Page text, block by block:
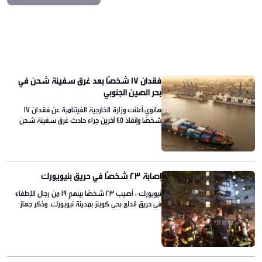
فقدان 17 شخصًا بعد غرق سفينة شحن في
بحر الصين الجنوبي
هانوي:أعلنت وزارة الخارجية الفيتنامية عن فقدان 17
شخصًا وإنقاذ 45 آخرين جراء حادث غرق سفينة شحن
بالتنسيق مع فرق البحث والإنقاذ الصينية والسفن التي
كانت تعمل في المنطقة القريبة. […]
إصابة 23 شخصًا في حريق بنيويورك
نيويورك : أصيب 23 شخصًا بينهم 19 من رجال الإطفاء
في حريق اندلع بحي كوينز بمدينة نيويورك. وذكر جهاز
حالة حرجة. […]